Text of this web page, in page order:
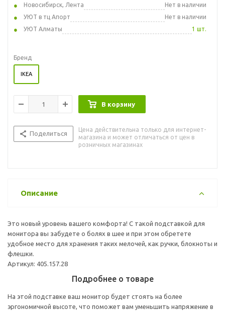
Новосибирск, Лента
Нет в наличии
УЮТ в тц Апорт
Нет в наличии
УЮТ Алматы
1 шт.
Бренд
IKEA
В корзину
Поделиться
Цена действительна только для интернет-
магазина и может отличаться от цен в
розничных магазинах
Описание
Это новый уровень вашего комфорта! С такой подставкой для
монитора вы забудете о болях в шее и при этом обретете
удобное место для хранения таких мелочей, как ручки, блокноты и
флешки.
Артикул: 405.157.28
Подробнее о товаре
На этой подставке ваш монитор будет стоять на более
эргономичной высоте, что поможет вам уменьшить напряжение в